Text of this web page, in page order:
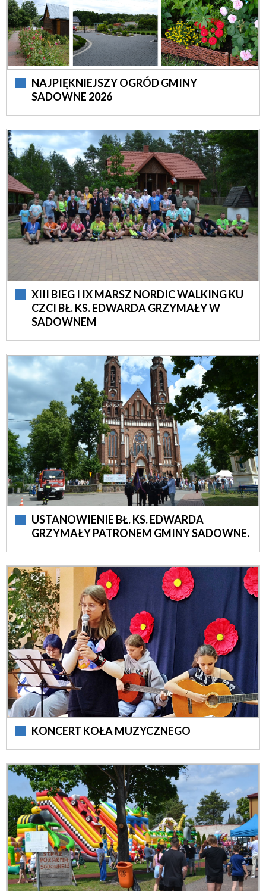
NAJPIĘKNIEJSZY OGRÓD GMINY
SADOWNE 2026
XIII BIEG I IX MARSZ NORDIC WALKING KU
CZCI BŁ. KS. EDWARDA GRZYMAŁY W
SADOWNEM
USTANOWIENIE BŁ. KS. EDWARDA
GRZYMAŁY PATRONEM GMINY SADOWNE.
KONCERT KOŁA MUZYCZNEGO